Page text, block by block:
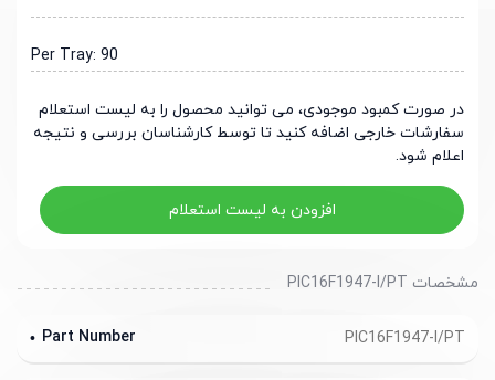
Per Tray: 90
در صورت کمبود موجودی، می توانید محصول را به لیست استعلام
سفارشات خارجی اضافه کنید تا توسط کارشناسان بررسی و نتیجه
اعلام شود.
افزودن به لیست استعلام
مشخصات PIC16F1947-I/PT
PIC16F1947-I/PT
Part Number